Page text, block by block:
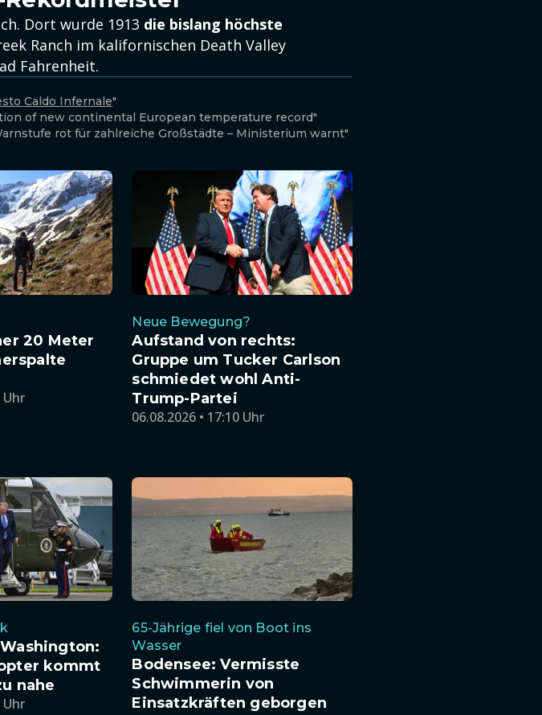
Dort wurde 1913 die bislang höchste
Ranch im kalifornischen Death Valley
Fahrenheit.
Caldo Infernale"
of new continental European temperature record"
rot für zahlreiche Großstädte – Ministerium warnt"
20 Meter
Uhr
Neue Bewegung?
Aufstand von rechts:
Gruppe um Tucker Carlson
schmiedet wohl Anti-
Trump-Partei
06.08.2026 • 17:10 Uhr
kommt
nahe
Uhr
65-Jährige fiel von Boot ins
Wasser
Bodensee: Vermisste
Schwimmerin von
Einsatzkräften geborgen